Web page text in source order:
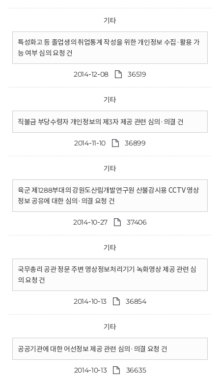
기타
특성화고 등 졸업생의 취업통계 작성을 위한 개인정보 수집·활용 가
능 여부 심의 요청 건
2014-12-08 36519
기타
직불금 부당수령자 개인정보의 제3자 제공 관련 심의·의결 건
2014-11-10 36899
기타
육군 제1288부대의 강원도산림개발연구원 산불감시용 CCTV 영상
정보 공유에 대한 심의·의결 요청 건
2014-10-27 37406
기타
국무총리 공관 정문 주변 영상정보처리기기 녹화영상 제공 관련 심
의 요청 건
2014-10-13 36854
기타
공공기관에 대한 어선정보 제공 관련 심의·의결 요청 건
2014-10-13 36635